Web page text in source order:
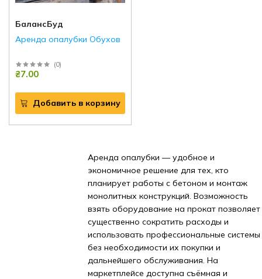
БалансБуд
Аренда опалубки Обухов
(0)
₴7.00
Добавить в корзину
Аренда опалубки — удобное и
экономичное решение для тех, кто
планирует работы с бетоном и монтаж
монолитных конструкций. Возможность
взять оборудование на прокат позволяет
существенно сократить расходы и
использовать профессиональные системы
без необходимости их покупки и
дальнейшего обслуживания. На
маркетплейсе доступна съёмная и